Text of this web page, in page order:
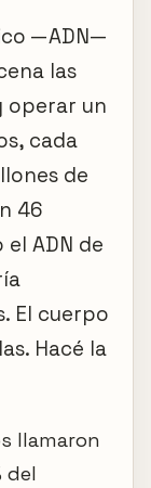
—ADN—
las
operar un
cada
de
46
ADN de
El cuerpo
Hacé la
llamaron
del